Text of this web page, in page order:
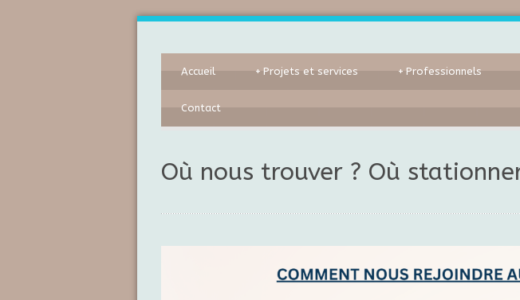
Accueil Projets et services
+ Professionnels
+
Contact
Où nous trouver ? Où